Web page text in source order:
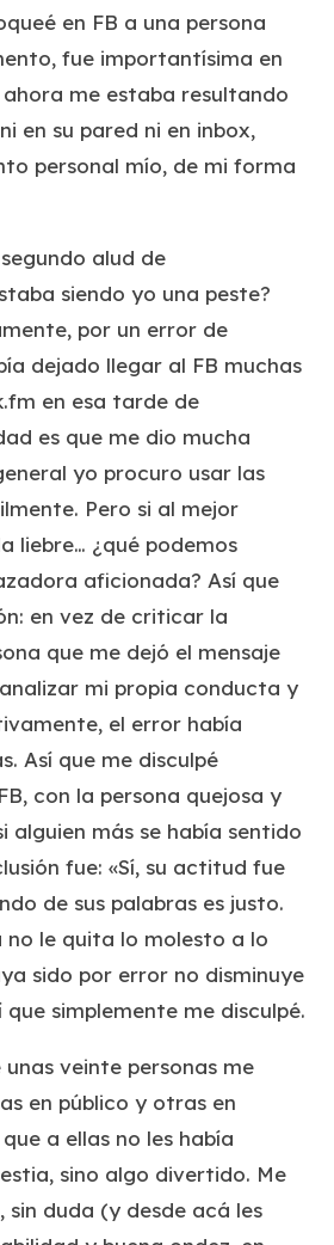
en FB a una persona
fue importantísima en
me estaba resultando
en su pared ni en inbox,
personal mío, de mi forma
alud de
siendo yo una peste?
por un error de
dejado llegar al FB muchas
en esa tarde de
es que me dio mucha
yo procuro usar las
Pero si al mejor
liebre… ¿qué podemos
aficionada? Así que
en vez de criticar la
que me dejó el mensaje
mi propia conducta y
el error había
Así que me disculpé
con la persona quejosa y
alguien más se había sentido
fue: «Sí, su actitud fue
de sus palabras es justo.
le quita lo molesto a lo
sido por error no disminuye
que simplemente me disculpé.
veinte personas me
en público y otras en
a ellas no les había
sino algo divertido. Me
sin duda (y desde acá les